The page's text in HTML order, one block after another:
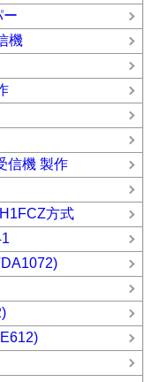
ー
機
信機 製作
方式